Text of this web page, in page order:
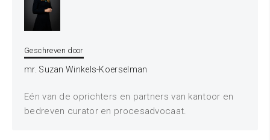
Geschreven door
mr. Suzan Winkels-Koerselman
Eén van de oprichters en partners van kantoor en
bedreven curator en procesadvocaat.